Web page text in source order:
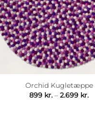
Orchid Kugletæppe
899 kr. – 2.699 kr.